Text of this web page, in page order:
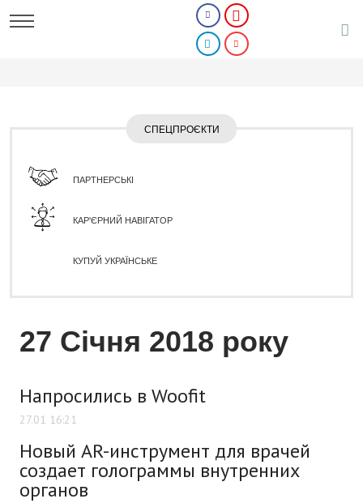
СПЕЦПРОЄКТИ
ПАРТНЕРСЬКІ
КАР'ЄРНИЙ НАВІГАТОР
КУПУЙ УКРАЇНСЬКЕ
27 Січня 2018 року
Напросились в Woofit
27.01 16:21
Новый AR-инструмент для врачей
создает голограммы внутренних
органов